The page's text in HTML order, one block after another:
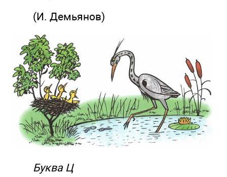
(И. Демьянов)
Буква Ц